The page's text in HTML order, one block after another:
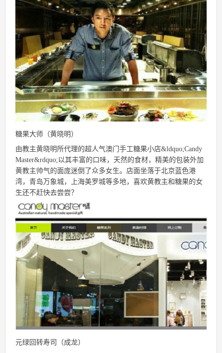
糖果大师（黄晓明）
由教主黄晓明所代理的超人气澳门手工糖果小店&ldquo;Candy
Master&rdquo;以其丰富的口味，天然的食材，精美的包装外加
黄教主帅气的面庞迷倒了众多女生。店面坐落于北京蓝色港
湾，青岛万象城，上海美罗城等多地，喜欢黄教主和糖果的女
生还不赶快去尝尝？
元绿回转寿司（成龙）